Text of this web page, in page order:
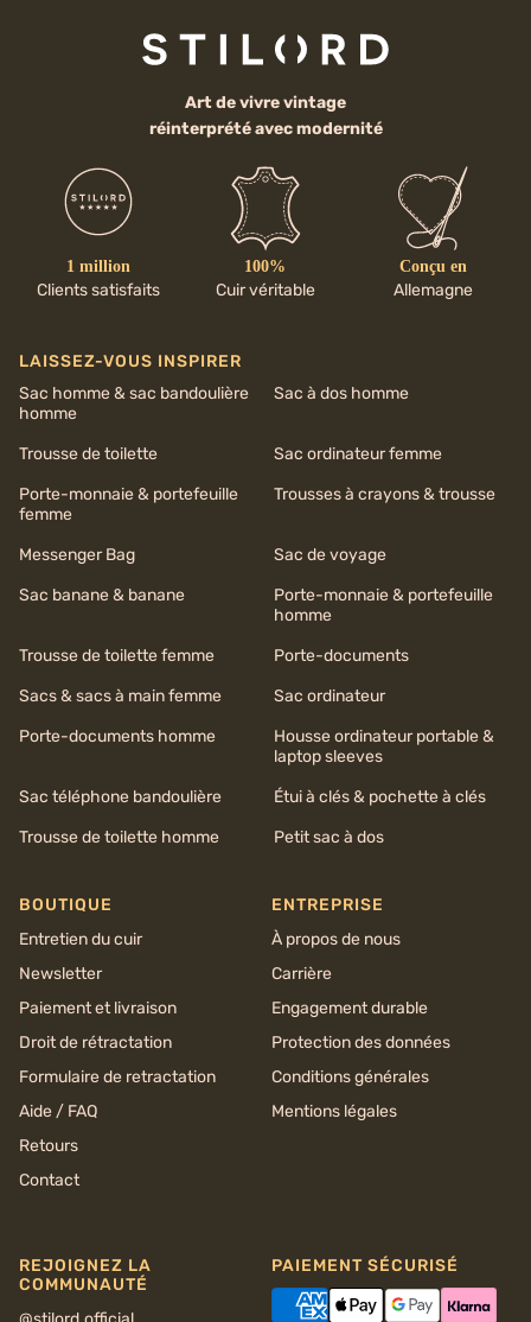
Art de vivre vintage
réinterprété avec modernité
1 million
Clients satisfaits
100%
Cuir véritable
Conçu en
Allemagne
LAISSEZ-VOUS INSPIRER
Sac homme & sac bandoulière
homme
Sac à dos homme
Trousse de toilette
Sac ordinateur femme
Porte-monnaie & portefeuille
femme
Trousses à crayons & trousse
Messenger Bag
Sac de voyage
Sac banane & banane
Porte-monnaie & portefeuille
homme
Trousse de toilette femme
Porte-documents
Sacs & sacs à main femme
Sac ordinateur
Porte-documents homme
Housse ordinateur portable &
laptop sleeves
Sac téléphone bandoulière
Étui à clés & pochette à clés
Trousse de toilette homme
Petit sac à dos
BOUTIQUE
Entretien du cuir
Newsletter
Paiement et livraison
Droit de rétractation
Formulaire de retractation
Aide / FAQ
Retours
Contact
ENTREPRISE
À propos de nous
Carrière
Engagement durable
Protection des données
Conditions générales
Mentions légales
REJOIGNEZ LA
COMMUNAUTÉ
PAIEMENT SÉCURISÉ